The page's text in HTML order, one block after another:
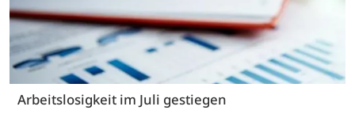
Arbeitslosigkeit im Juli gestiegen